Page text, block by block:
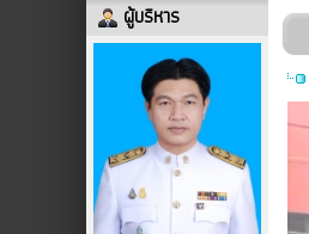
ผู้บริหาร